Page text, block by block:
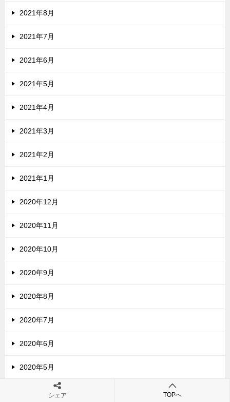
2021年8月
2021年7月
2021年6月
2021年5月
2021年4月
2021年3月
2021年2月
2021年1月
2020年12月
2020年11月
2020年10月
2020年9月
2020年8月
2020年7月
2020年6月
2020年5月
シェア TOPへ